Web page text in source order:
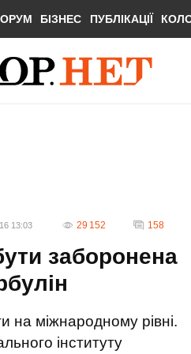
БІЗНЕС ПУБЛІКАЦІЇ
13:03 29 152 158
заборонена
на міжнародному рівні.
інституту